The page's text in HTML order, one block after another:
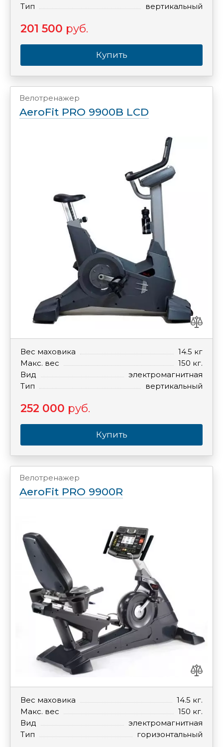
Тип
вертикальный
201 500 руб.
Купить
Велотренажер
AeroFit PRO 9900B LCD
Вес маховика
14.5 кг
Макс. вес
150 кг.
Вид
электромагнитная
Тип
вертикальный
252 000 руб.
Купить
Велотренажер
AeroFit PRO 9900R
Вес маховика
14.5 кг.
Макс. вес
150 кг.
Вид
электромагнитная
Тип
горизонтальный